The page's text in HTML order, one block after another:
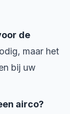
de
maar het
bij uw
airco?